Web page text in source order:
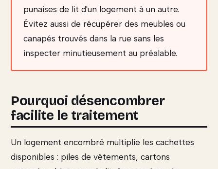
punaises de lit d'un logement à un autre.
Évitez aussi de récupérer des meubles ou
canapés trouvés dans la rue sans les
inspecter minutieusement au préalable.
Pourquoi désencombrer
facilite le traitement
Un logement encombré multiplie les cachettes
disponibles : piles de vêtements, cartons